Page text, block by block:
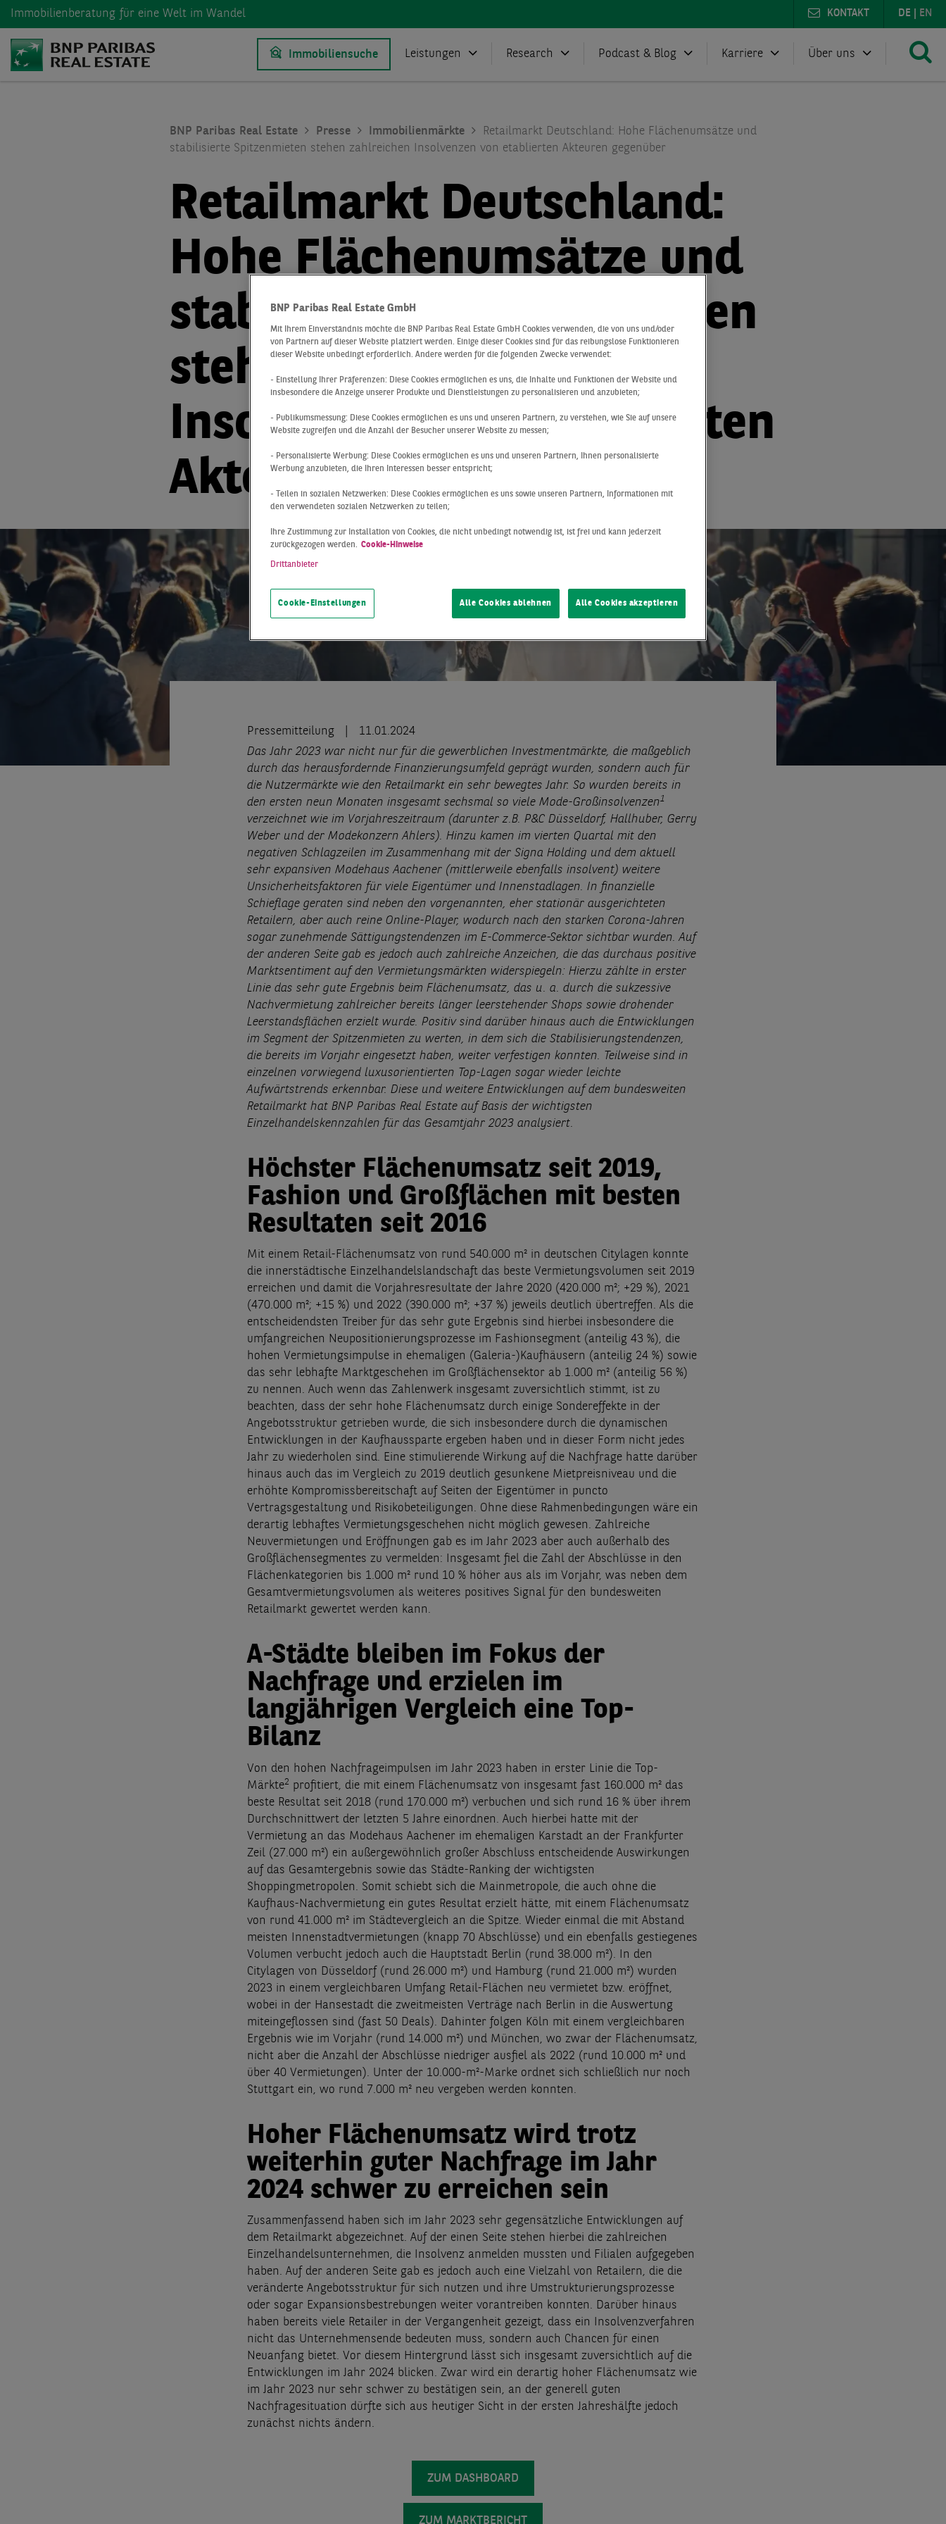
Immobilienberatung für eine Welt im Wandel DE EN
KONTAKT
Immobiliensuche Leistungen Research Podcast & Blog Karriere Über uns
BNP Paribas Real Estate Presse Immobilienmärkte
Retailmarkt Deutschland: Hohe Flächenumsätze und
stabilisierte Spitzenmieten stehen zahlreichen Insolvenzen von etablierten Akteuren gegenüber
Retailmarkt Deutschland:
Hohe Flächenumsätze und
stabilisierte Spitzenmieten
stehen zahlreichen
Insolvenzen von etablierten
Akteuren gegenüber
Pressemitteilung
11.01.2024
Das Jahr 2023 war nicht nur für die gewerblichen Investmentmärkte, die maßgeblich
durch das herausfordernde Finanzierungsumfeld geprägt wurden, sondern auch für
die Nutzermärkte wie den Retailmarkt ein sehr bewegtes Jahr. So wurden bereits in
den ersten neun Monaten insgesamt sechsmal so viele Mode-Großinsolvenzen1
verzeichnet wie im Vorjahreszeitraum (darunter z.B. P&C Düsseldorf, Hallhuber, Gerry
Weber und der Modekonzern Ahlers). Hinzu kamen im vierten Quartal mit den
negativen Schlagzeilen im Zusammenhang mit der Signa Holding und dem aktuell
sehr expansiven Modehaus Aachener (mittlerweile ebenfalls insolvent) weitere
Unsicherheitsfaktoren für viele Eigentümer und Innenstadlagen. In finanzielle
Schieflage geraten sind neben den vorgenannten, eher stationär ausgerichteten
Retailern, aber auch reine Online-Player, wodurch nach den starken Corona-Jahren
sogar zunehmende Sättigungstendenzen im E-Commerce-Sektor sichtbar wurden. Auf
der anderen Seite gab es jedoch auch zahlreiche Anzeichen, die das durchaus positive
Marktsentiment auf den Vermietungsmärkten widerspiegeln: Hierzu zählte in erster
Linie das sehr gute Ergebnis beim Flächenumsatz, das u. a. durch die sukzessive
Nachvermietung zahlreicher bereits länger leerstehender Shops sowie drohender
Leerstandsflächen erzielt wurde. Positiv sind darüber hinaus auch die Entwicklungen
im Segment der Spitzenmieten zu werten, in dem sich die Stabilisierungstendenzen,
die bereits im Vorjahr eingesetzt haben, weiter verfestigen konnten. Teilweise sind in
einzelnen vorwiegend luxusorientierten Top-Lagen sogar wieder leichte
Aufwärtstrends erkennbar. Diese und weitere Entwicklungen auf dem bundesweiten
Retailmarkt hat BNP Paribas Real Estate auf Basis der wichtigsten
Einzelhandelskennzahlen für das Gesamtjahr 2023 analysiert.
Höchster Flächenumsatz seit 2019,
Fashion und Großflächen mit besten
Resultaten seit 2016
Mit einem Retail-Flächenumsatz von rund 540.000 m² in deutschen Citylagen konnte
die innerstädtische Einzelhandelslandschaft das beste Vermietungsvolumen seit 2019
erreichen und damit die Vorjahresresultate der Jahre 2020 (420.000 m²; +29 %), 2021
(470.000 m²; +15 %) und 2022 (390.000 m²; +37 %) jeweils deutlich übertreffen. Als die
entscheidendsten Treiber für das sehr gute Ergebnis sind hierbei insbesondere die
umfangreichen Neupositionierungsprozesse im Fashionsegment (anteilig 43 %), die
hohen Vermietungsimpulse in ehemaligen (Galeria-)Kaufhäusern (anteilig 24 %) sowie
das sehr lebhafte Marktgeschehen im Großflächensektor ab 1.000 m² (anteilig 56 %)
zu nennen. Auch wenn das Zahlenwerk insgesamt zuversichtlich stimmt, ist zu
beachten, dass der sehr hohe Flächenumsatz durch einige Sondereffekte in der
Angebotsstruktur getrieben wurde, die sich insbesondere durch die dynamischen
Entwicklungen in der Kaufhaussparte ergeben haben und in dieser Form nicht jedes
Jahr zu wiederholen sind. Eine stimulierende Wirkung auf die Nachfrage hatte darüber
hinaus auch das im Vergleich zu 2019 deutlich gesunkene Mietpreisniveau und die
erhöhte Kompromissbereitschaft auf Seiten der Eigentümer in puncto
Vertragsgestaltung und Risikobeteiligungen. Ohne diese Rahmenbedingungen wäre ein
derartig lebhaftes Vermietungsgeschehen nicht möglich gewesen. Zahlreiche
Neuvermietungen und Eröffnungen gab es im Jahr 2023 aber auch außerhalb des
Großflächensegmentes zu vermelden: Insgesamt fiel die Zahl der Abschlüsse in den
Flächenkategorien bis 1.000 m² rund 10 % höher aus als im Vorjahr, was neben dem
Gesamtvermietungsvolumen als weiteres positives Signal für den bundesweiten
Retailmarkt gewertet werden kann.
A-Städte bleiben im Fokus der
Nachfrage und erzielen im
langjährigen Vergleich eine Top-
Bilanz
Von den hohen Nachfrageimpulsen im Jahr 2023 haben in erster Linie die Top-
Märkte2 profitiert, die mit einem Flächenumsatz von insgesamt fast 160.000 m² das
beste Resultat seit 2018 (rund 170.000 m²) verbuchen und sich rund 16 % über ihrem
Durchschnittwert der letzten 5 Jahre einordnen. Auch hierbei hatte mit der
Vermietung an das Modehaus Aachener im ehemaligen Karstadt an der Frankfurter
Zeil (27.000 m²) ein außergewöhnlich großer Abschluss entscheidende Auswirkungen
auf das Gesamtergebnis sowie das Städte-Ranking der wichtigsten
Shoppingmetropolen. Somit schiebt sich die Mainmetropole, die auch ohne die
Kaufhaus-Nachvermietung ein gutes Resultat erzielt hätte, mit einem Flächenumsatz
von rund 41.000 m² im Städtevergleich an die Spitze. Wieder einmal die mit Abstand
meisten Innenstadtvermietungen (knapp 70 Abschlüsse) und ein ebenfalls gestiegenes
Volumen verbucht jedoch auch die Hauptstadt Berlin (rund 38.000 m²). In den
Citylagen von Düsseldorf (rund 26.000 m²) und Hamburg (rund 21.000 m²) wurden
2023 in einem vergleichbaren Umfang Retail-Flächen neu vermietet bzw. eröffnet,
wobei in der Hansestadt die zweitmeisten Verträge nach Berlin in die Auswertung
miteingeflossen sind (fast 50 Deals). Dahinter folgen Köln mit einem vergleichbaren
Ergebnis wie im Vorjahr (rund 14.000 m²) und München, wo zwar der Flächenumsatz,
nicht aber die Anzahl der Abschlüsse niedriger ausfiel als 2022 (rund 10.000 m² und
über 40 Vermietungen). Unter der 10.000-m²-Marke ordnet sich schließlich nur noch
Stuttgart ein, wo rund 7.000 m² neu vergeben werden konnten.
Hoher Flächenumsatz wird trotz
weiterhin guter Nachfrage im Jahr
2024 schwer zu erreichen sein
Zusammenfassend haben sich im Jahr 2023 sehr gegensätzliche Entwicklungen auf
dem Retailmarkt abgezeichnet. Auf der einen Seite stehen hierbei die zahlreichen
Einzelhandelsunternehmen, die Insolvenz anmelden mussten und Filialen aufgegeben
haben. Auf der anderen Seite gab es jedoch auch eine Vielzahl von Retailern, die die
veränderte Angebotsstruktur für sich nutzen und ihre Umstrukturierungsprozesse
oder sogar Expansionsbestrebungen weiter vorantreiben konnten. Darüber hinaus
haben bereits viele Retailer in der Vergangenheit gezeigt, dass ein Insolvenzverfahren
nicht das Unternehmensende bedeuten muss, sondern auch Chancen für einen
Neuanfang bietet. Vor diesem Hintergrund lässt sich insgesamt zuversichtlich auf die
Entwicklungen im Jahr 2024 blicken. Zwar wird ein derartig hoher Flächenumsatz wie
im Jahr 2023 nur sehr schwer zu bestätigen sein, an der generell guten
Nachfragesituation dürfte sich aus heutiger Sicht in der ersten Jahreshälfte jedoch
zunächst nichts ändern.
ZUM DASHBOARD
ZUM MARKTBERICHT
BNP Paribas Real Estate GmbH
Mit Ihrem Einverständnis möchte die BNP Paribas Real Estate GmbH Cookies verwenden, die von uns und/oder
von Partnern auf dieser Website platziert werden. Einige dieser Cookies sind für das reibungslose Funktionieren
dieser Website unbedingt erforderlich. Andere werden für die folgenden Zwecke verwendet:
- Einstellung Ihrer Präferenzen: Diese Cookies ermöglichen es uns, die Inhalte und Funktionen der Website und
insbesondere die Anzeige unserer Produkte und Dienstleistungen zu personalisieren und anzubieten;
- Publikumsmessung: Diese Cookies ermöglichen es uns und unseren Partnern, zu verstehen, wie Sie auf unsere
Website zugreifen und die Anzahl der Besucher unserer Website zu messen;
- Personalisierte Werbung: Diese Cookies ermöglichen es uns und unseren Partnern, Ihnen personalisierte
Werbung anzubieten, die Ihren Interessen besser entspricht;
- Teilen in sozialen Netzwerken: Diese Cookies ermöglichen es uns sowie unseren Partnern, Informationen mit
den verwendeten sozialen Netzwerken zu teilen;
Ihre Zustimmung zur Installation von Cookies, die nicht unbedingt notwendig ist, ist frei und kann jederzeit
zurückgezogen werden. Cookie-Hinweise
Drittanbieter
Cookie-Einstellungen Alle Cookies ablehnen Alle Cookies akzeptieren